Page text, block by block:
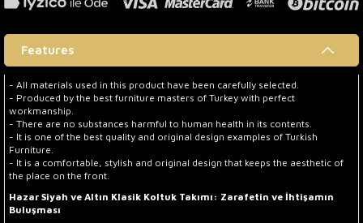
Features
- All materials used in this product have been carefully selected.
- Produced by the best furniture masters of Turkey with perfect
workmanship.
- There are no substances harmful to human health in its contents.
- It is one of the best quality and original design examples of Turkish
Furniture.
- It is a comfortable, stylish and original design that keeps the aesthetic of
the place on the front.
Hazar Siyah ve Altın Klasik Koltuk Takımı: Zarafetin ve İhtişamın
Buluşması